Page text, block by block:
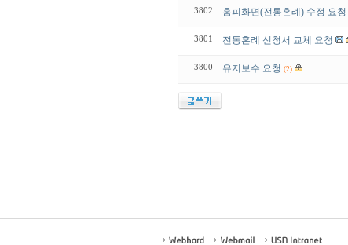
3802 홈피화면(전통혼례) 수정 요청
3801 전통혼례 신청서 교체 요청
3800 유지보수 요청 (2)